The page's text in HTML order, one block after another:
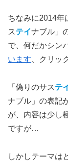
ちなみに2014年
ステイナブル」
で、何だかシン
います 、クリッ
「偽りのサステ
ナブル」の表記
が、内容は少し
ですが…
しかしテーマは